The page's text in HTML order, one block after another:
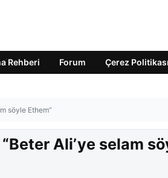
Rehberi Forum Çerez Politikası
söyle Ethem”
Ali’ye selam